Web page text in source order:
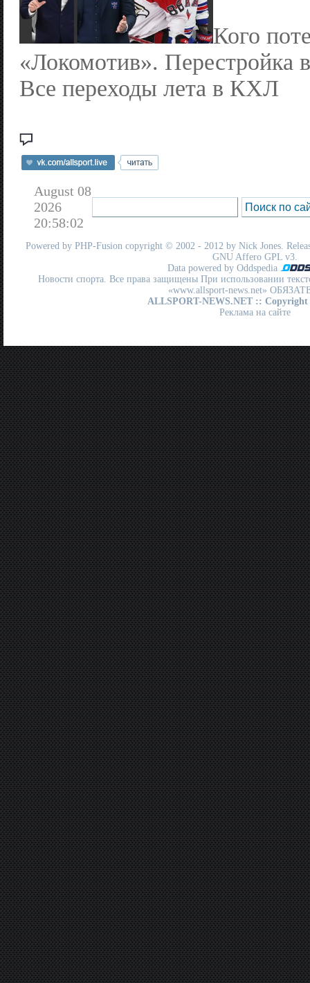
Кого
«Локомотив».
Все переходы лета в КХЛ
August 08
2026
20:58:02
Powered by PHP-Fusion copyright © 2002 - 2012 by Nick Jones.
GNU Affero GPL v3.
Data powered by Oddspedia
Новости спорта. Все права защищены При использовании
«www.allsport-news.net»
ALLSPORT-NEWS.NET :: Copyright
Реклама на сайте